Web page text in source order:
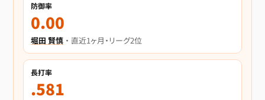
防御率
0.00
堀田 賢慎 ・ 直近1ヶ月・リーグ2位
長打率
.581